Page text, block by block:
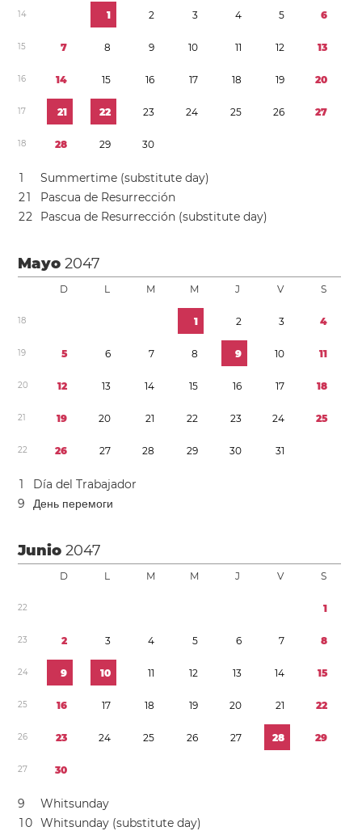
14 1 2 3 4 5 6
15 7 8 9 10 11 12 13
16 14 15 16 17 18 19 20
17 21 22 23 24 25 26 27
18 28 29 30
1
Summertime (substitute day)
21
Pascua de Resurrección
22 Pascua de Resurrección (substitute day)
Mayo2047
D L M M J V S
18 1 2 3 4
19 5 6 7 8 9 10 11
20 12 13 14 15 16 17 18
21 19 20 21 22 23 24 25
22 26 27 28 29 30 31
1
Día del Trabajador
9
День перемоги
Junio2047
D L M M J V S
22 1
23 2 3 4 5 6 7 8
24 9 10 11 12 13 14 15
25 16 17 18 19 20 21 22
26 23 24 25 26 27 28 29
27 30
9
Whitsunday
10 Whitsunday (substitute day)